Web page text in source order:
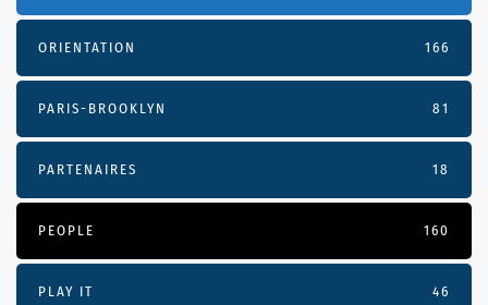
ORIENTATION 166
PARIS-BROOKLYN 81
PARTENAIRES 18
PEOPLE 160
PLAY IT 46